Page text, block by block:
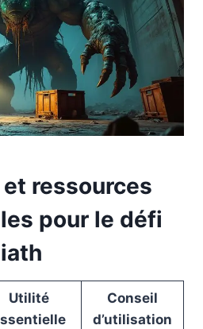
ressources
pour le défi
Utilité
Conseil
d’utilisation